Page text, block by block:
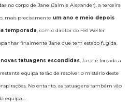
no corpo de Jane (Jaimie Alexander), a terceira
mais precisamente um ano e meio depois
temporada, com o diretor do FBI Weller
finalmente Jane que tem estado fugida.
novas tatuagens escondidas, Jane é forçada a
equipa terão de resolver o mistério deste
No entanto, as tatuagens também vão
equipa…